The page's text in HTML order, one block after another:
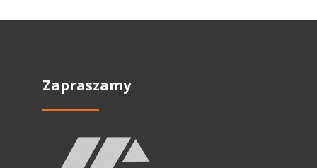
Zapraszamy